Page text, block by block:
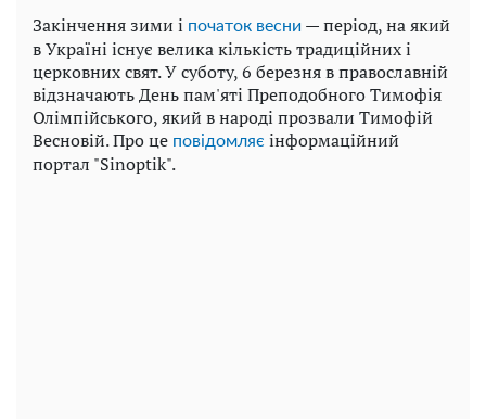
Закінчення зими і початок весни — період, на який
в Україні існує велика кількість традиційних і
церковних свят. У суботу, 6 березня в православній
відзначають День пам'яті Преподобного Тимофія
Олімпійського, який в народі прозвали Тимофій
Весновій. Про це повідомляє інформаційний
портал "Sinoptik".